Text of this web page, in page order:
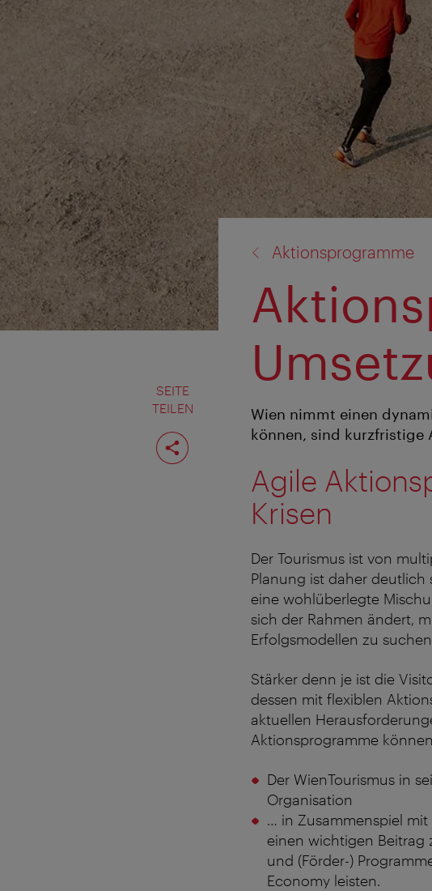
SEITE
TEILEN
Seite
teilen
Aktionsprogramme
Wien nimmt einen
können, sind kurzfristige
Agile
Krisen
Der Tourismus ist von
Planung ist daher deutlich
eine wohlüberlegte
sich der Rahmen ändert,
Erfolgsmodellen zu
Stärker denn je ist die
dessen mit flexiblen
aktuellen
Aktionsprogramme
Der WienTourismus in
Organisation
… in Zusammenspiel
einen wichtigen Beitrag
und (Förder-)
Economy leisten.